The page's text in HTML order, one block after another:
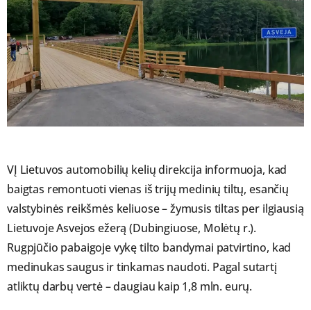
VĮ Lietuvos automobilių kelių direkcija informuoja, kad
baigtas remontuoti vienas iš trijų medinių tiltų, esančių
valstybinės reikšmės keliuose – žymusis tiltas per ilgiausią
Lietuvoje Asvejos ežerą (Dubingiuose, Molėtų r.).
Rugpjūčio pabaigoje vykę tilto bandymai patvirtino, kad
medinukas saugus ir tinkamas naudoti. Pagal sutartį
atliktų darbų vertė – daugiau kaip 1,8 mln. eurų.